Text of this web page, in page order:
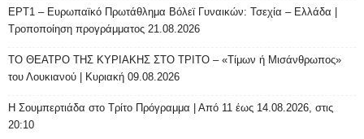
ΕΡΤ1 – Ευρωπαϊκό Πρωτάθλημα Βόλεϊ Γυναικών: Τσεχία – Ελλάδα |
Τροποποίηση προγράμματος 21.08.2026
ΤΟ ΘΕΑΤΡΟ ΤΗΣ ΚΥΡΙΑΚΗΣ ΣΤΟ ΤΡΙΤΟ – «Τίμων ή Μισάνθρωπος»
του Λουκιανού | Κυριακή 09.08.2026
H Σουμπερτιάδα στο Τρίτο Πρόγραμμα | Από 11 έως 14.08.2026, στις
20:10